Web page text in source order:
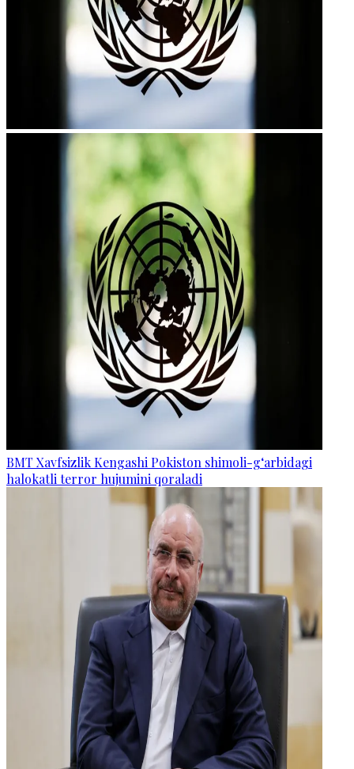
BMT Xavfsizlik Kengashi Pokiston shimoli-g‘arbidagi
halokatli terror hujumini qoraladi